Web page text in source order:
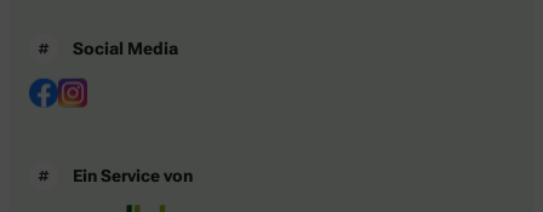
Social Media
Ein Service von